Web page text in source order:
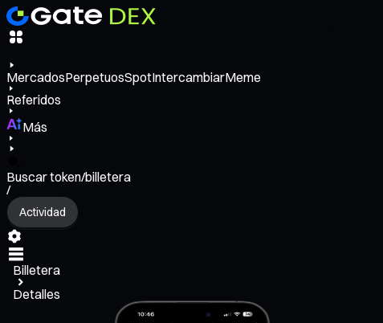
MercadosPerpetuosSpotIntercambiarMeme
Referidos
Más
Buscar token/billetera
/
Actividad
Billetera
Detalles